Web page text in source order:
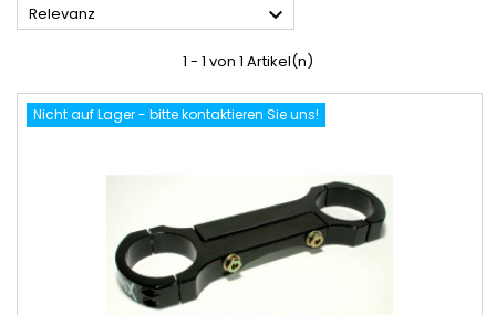
Relevanz 
1 - 1 von 1 Artikel(n)
Nicht auf Lager - bitte kontaktieren Sie uns!